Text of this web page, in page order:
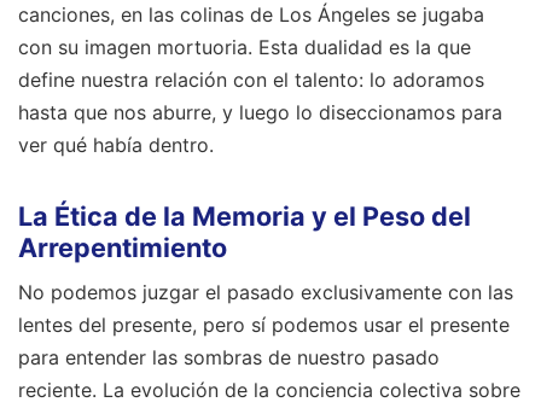
canciones, en las colinas de Los Ángeles se jugaba
con su imagen mortuoria. Esta dualidad es la que
define nuestra relación con el talento: lo adoramos
hasta que nos aburre, y luego lo diseccionamos para
ver qué había dentro.
La Ética de la Memoria y el Peso del
Arrepentimiento
No podemos juzgar el pasado exclusivamente con las
lentes del presente, pero sí podemos usar el presente
para entender las sombras de nuestro pasado
reciente. La evolución de la conciencia colectiva sobre